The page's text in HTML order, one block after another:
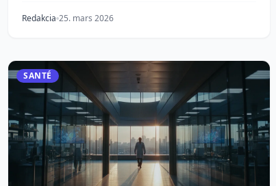
Redakcia 25. mars 2026
SANTÉ